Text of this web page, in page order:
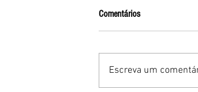
Comentários
Escreva um